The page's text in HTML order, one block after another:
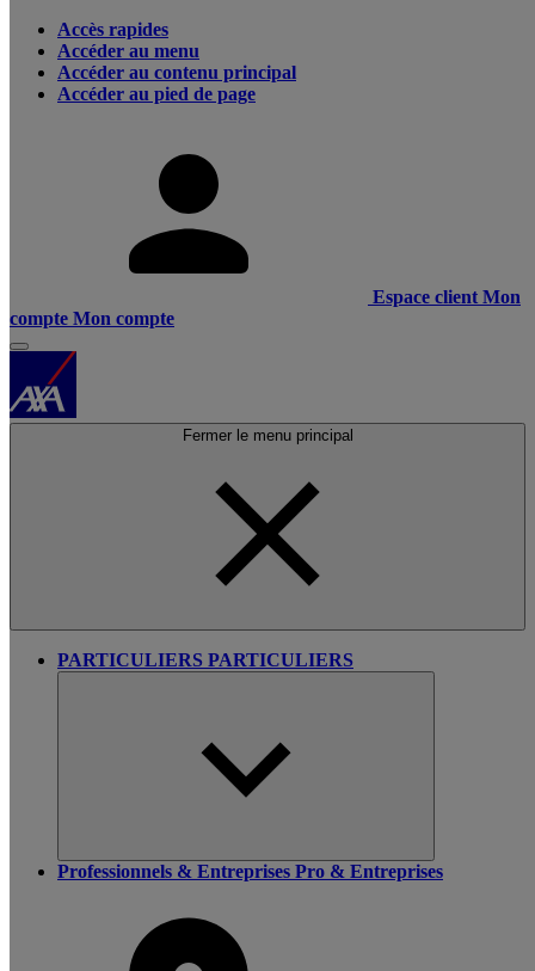
Accès rapides
Accéder au menu
Accéder au contenu principal
Accéder au pied de page
Espace client Mon
compte Mon compte
Fermer le menu principal
PARTICULIERS PARTICULIERS
Professionnels & Entreprises Pro & Entreprises